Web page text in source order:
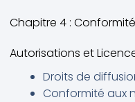
Chapitre 4 :
Autorisations et
Droits de
Conformité aux